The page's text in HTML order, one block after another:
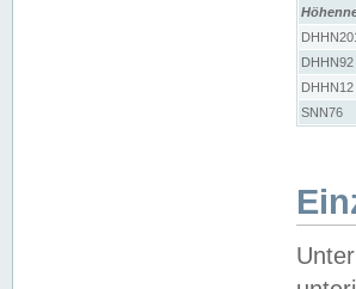
DHHN92
DHHN12
SNN76